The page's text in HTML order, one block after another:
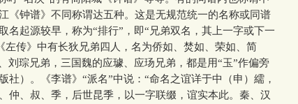
《钟谱》不同称谓达五种。这是无规范统一的名称或同谱
名起源较早，称为“排行”，即“兄弟双名，其上一字或下一
左传》中有长狄兄弟四人，名为侨如、焚如、荣如、简
刘琮兄弟，三国魏的应璩、应玚兄弟，都是用“玉”作偏旁
社）。《李谱》“派名”中说：“命名之谊详于中（申）繻，
仲、叔、季，后世昆季，以一字联缀，谊实本此。秦、汉